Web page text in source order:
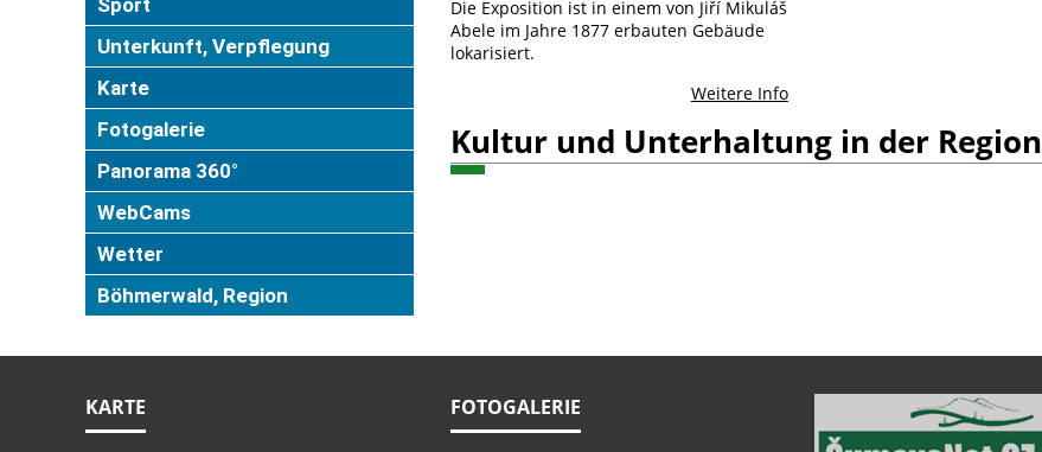
Unterkunft, Verpflegung
Karte
Fotogalerie
Panorama 360°
WebCams
Wetter
Böhmerwald, Region
Die Exposition ist in einem von Jiří Mikuláš
Abele im Jahre 1877 erbauten Gebäude
lokarisiert.
Weitere Info
Kultur und Unterhaltung in der Region
KARTE FOTOGALERIE